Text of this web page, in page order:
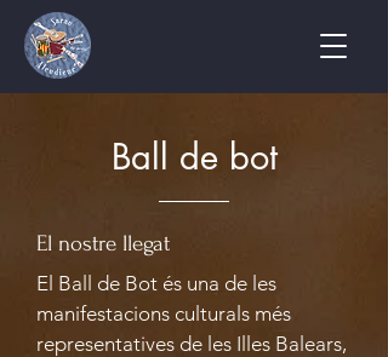
Ball de bot
El nostre llegat
El Ball de Bot és una de les
manifestacions culturals més
representatives de les Illes Balears,